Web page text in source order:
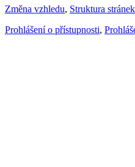
Změna vzhledu, Struktura stránek
Prohlášení o přístupnosti,